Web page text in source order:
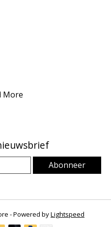
More
Abonneer
- Powered byLightspeed